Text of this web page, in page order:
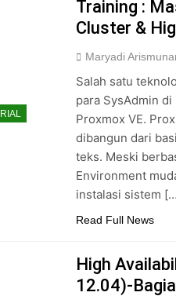
Training :
Cluster &
Maryadi
Salah satu
para SysAdmin
Proxmox VE.
dibangun dari
teks. Meski
Environment
instalasi sistem
Read Full News
High
12.04)-